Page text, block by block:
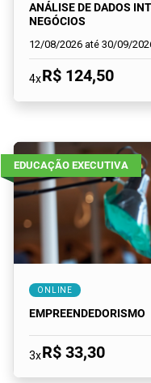
ANÁLISE DE DADOS
NEGÓCIOS
12/08/2026 até 30/09/
4xR$ 124,50
EDUCAÇÃO EXECUTIVA
ONLINE
EMPREENDEDORISMO
3xR$ 33,30